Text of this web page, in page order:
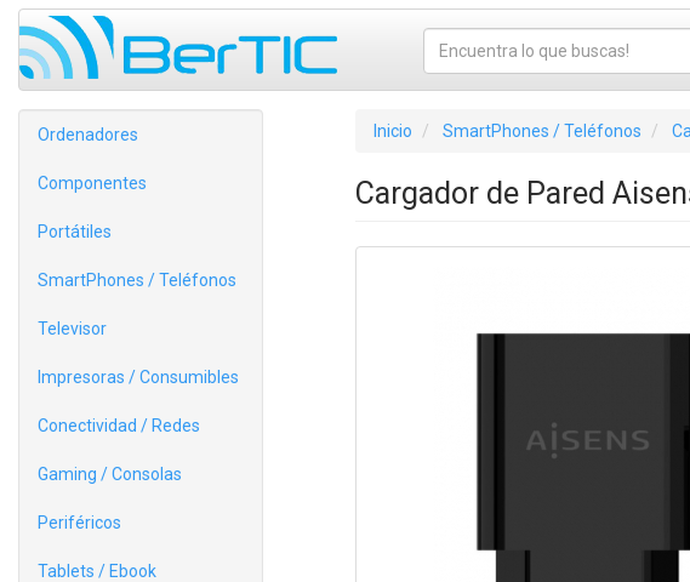
Ordenadores
Componentes
Portátiles
SmartPhones / Teléfonos
Televisor
Impresoras / Consumibles
Conectividad / Redes
Gaming / Consolas
Periféricos
Tablets / Ebook
Inicio SmartPhones / Teléfonos
Cargador de Pared